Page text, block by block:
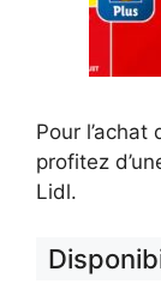
Pour
profitez
Lidl.